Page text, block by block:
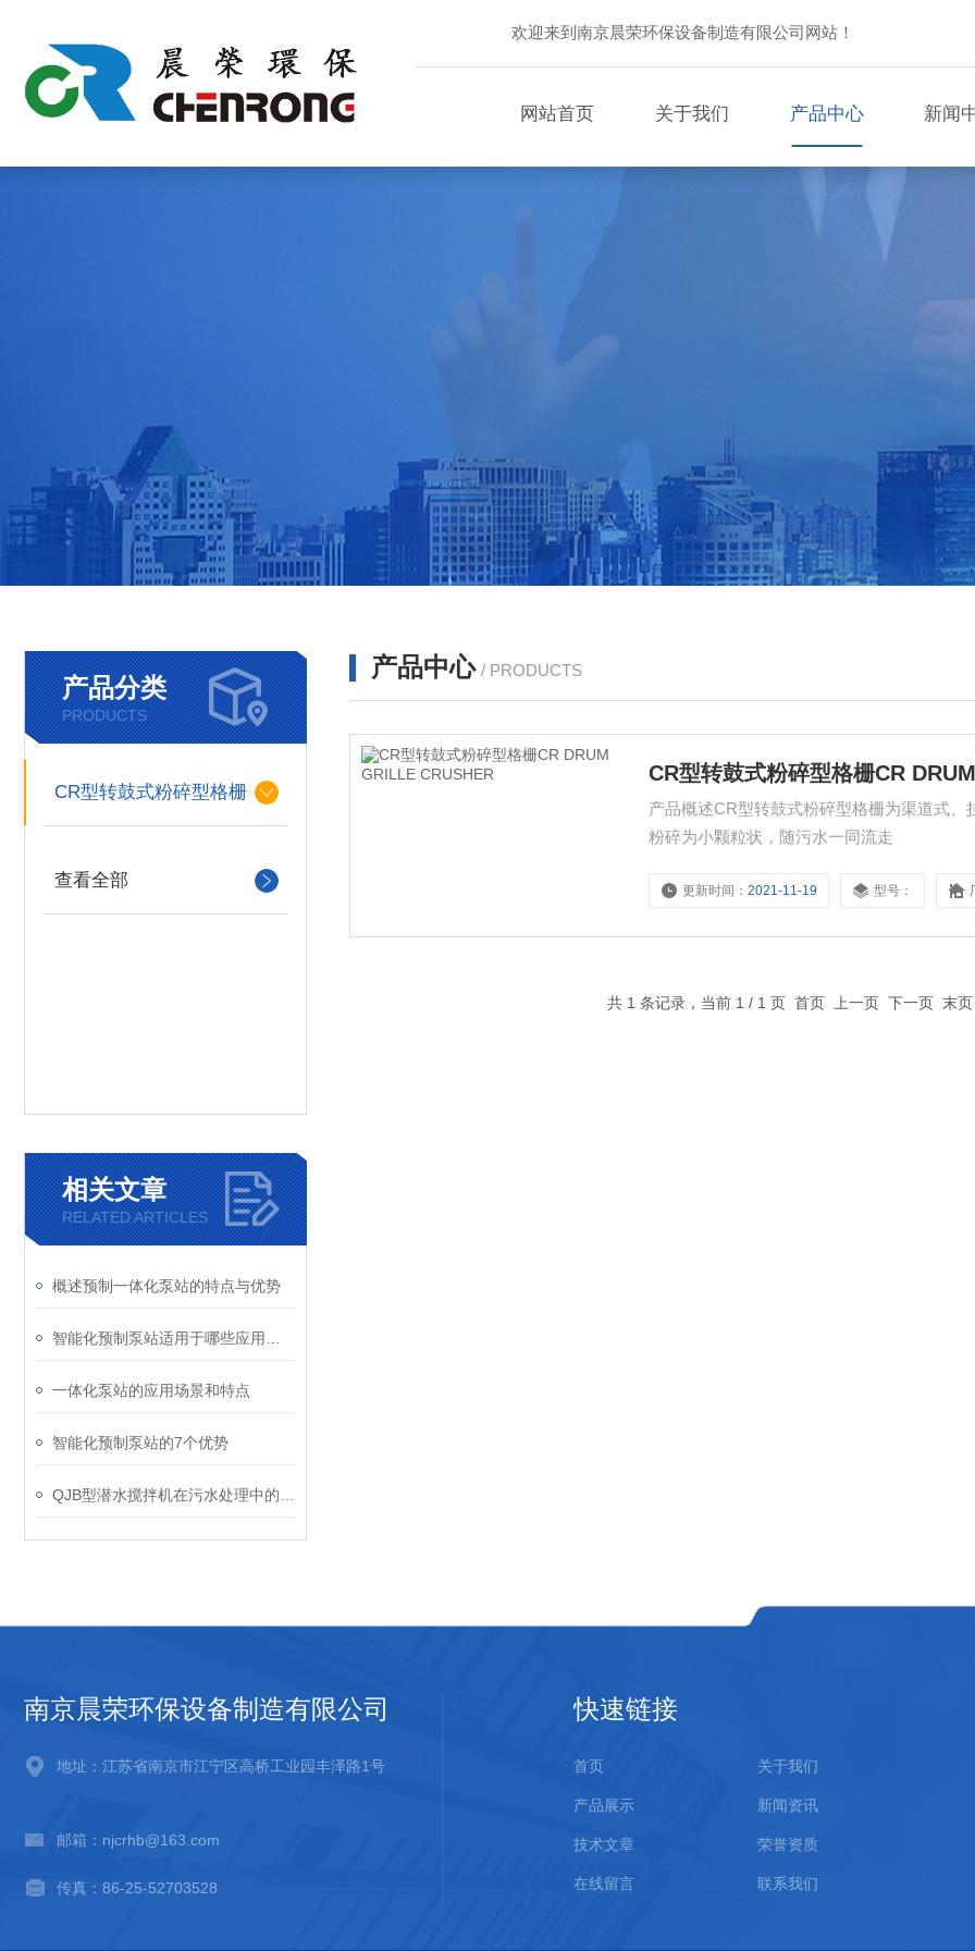
欢迎来到南京晨荣环保设备制造有限公司网站！
网站首页 关于我们 产品中心 新闻
产品分类
PRODUCTS
CR型转鼓式粉碎型格栅
查看全部
相关文章
RELATED ARTICLES
概述预制一体化泵站的特点与优势
一体化泵站的应用场景和特点
智能化预制泵站的7个优势
产品中心 / PRODUCTS
CR型转鼓式粉碎型格栅CR
产品概述CR型转鼓式粉碎型格栅为渠道式
粉碎为小颗粒状，随污水一同流走
更新时间：2021-11-19 型号：
共 1 条记录，当前 1 / 1 页 首页 上一页 下一页 末
南京晨荣环保设备制造有限公司
地址：江苏省南京市江宁区高桥工业园丰泽路1号
邮箱：njcrhb@163.com
传真：86-25-52703528
快速链接
首页 关于我们
产品展示 新闻资讯
技术文章 荣誉资质
在线留言 联系我们